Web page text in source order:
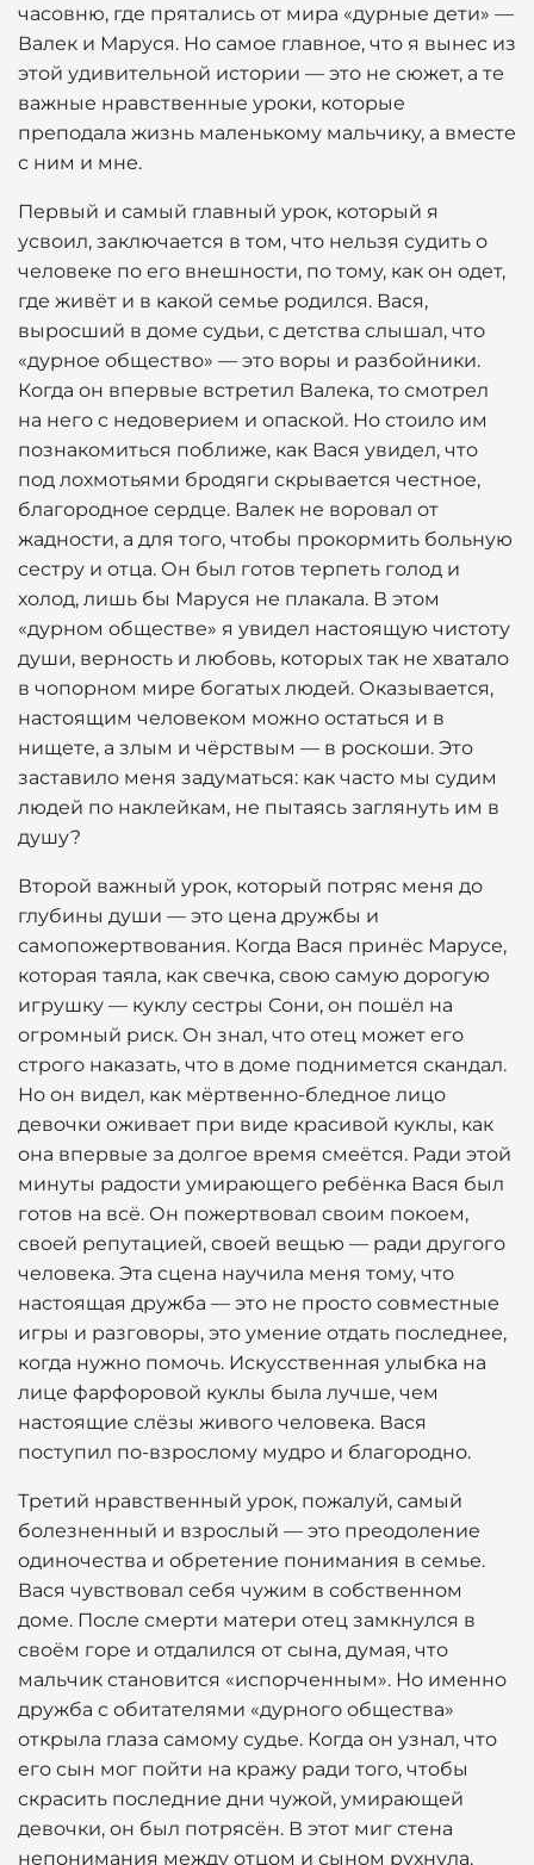
часовню, где прятались от мира «дурные дети» —
Валек и Маруся. Но самое главное, что я вынес из
этой удивительной истории — это не сюжет, а те
важные нравственные уроки, которые
преподала жизнь маленькому мальчику, а вместе
с ним и мне.
Первый и самый главный урок, который я
усвоил, заключается в том, что нельзя судить о
человеке по его внешности, по тому, как он одет,
где живёт и в какой семье родился. Вася,
выросший в доме судьи, с детства слышал, что
«дурное общество» — это воры и разбойники.
Когда он впервые встретил Валека, то смотрел
на него с недоверием и опаской. Но стоило им
познакомиться поближе, как Вася увидел, что
под лохмотьями бродяги скрывается честное,
благородное сердце. Валек не воровал от
жадности, а для того, чтобы прокормить больную
сестру и отца. Он был готов терпеть голод и
холод, лишь бы Маруся не плакала. В этом
«дурном обществе» я увидел настоящую чистоту
души, верность и любовь, которых так не хватало
в чопорном мире богатых людей. Оказывается,
настоящим человеком можно остаться и в
нищете, а злым и чёрствым — в роскоши. Это
заставило меня задуматься: как часто мы судим
людей по наклейкам, не пытаясь заглянуть им в
душу?
Второй важный урок, который потряс меня до
глубины души — это цена дружбы и
самопожертвования. Когда Вася принёс Марусе,
которая таяла, как свечка, свою самую дорогую
игрушку — куклу сестры Сони, он пошёл на
огромный риск. Он знал, что отец может его
строго наказать, что в доме поднимется скандал.
Но он видел, как мёртвенно-бледное лицо
девочки оживает при виде красивой куклы, как
она впервые за долгое время смеётся. Ради этой
минуты радости умирающего ребёнка Вася был
готов на всё. Он пожертвовал своим покоем,
своей репутацией, своей вещью — ради другого
человека. Эта сцена научила меня тому, что
настоящая дружба — это не просто совместные
игры и разговоры, это умение отдать последнее,
когда нужно помочь. Искусственная улыбка на
лице фарфоровой куклы была лучше, чем
настоящие слёзы живого человека. Вася
поступил по-взрослому мудро и благородно.
Третий нравственный урок, пожалуй, самый
болезненный и взрослый — это преодоление
одиночества и обретение понимания в семье.
Вася чувствовал себя чужим в собственном
доме. После смерти матери отец замкнулся в
своём горе и отдалился от сына, думая, что
мальчик становится «испорченным». Но именно
дружба с обитателями «дурного общества»
открыла глаза самому судье. Когда он узнал, что
его сын мог пойти на кражу ради того, чтобы
скрасить последние дни чужой, умирающей
девочки, он был потрясён. В этот миг стена
непонимания между отцом и сыном рухнула.